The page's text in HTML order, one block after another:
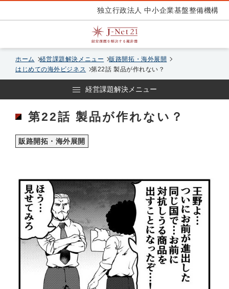
独立行政法人 中小企業基盤整備機構
ホーム 経営課題解決メニュー
販路開拓・海外展開
はじめての海外ビジネス
第22話 製品が作れない？
経営課題解決メニュー
第22話 製品が作れない？
販路開拓・海外展開